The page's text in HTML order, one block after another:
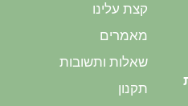
קצת עלינו
מאמרים
שאלות ותשובות
תקנון